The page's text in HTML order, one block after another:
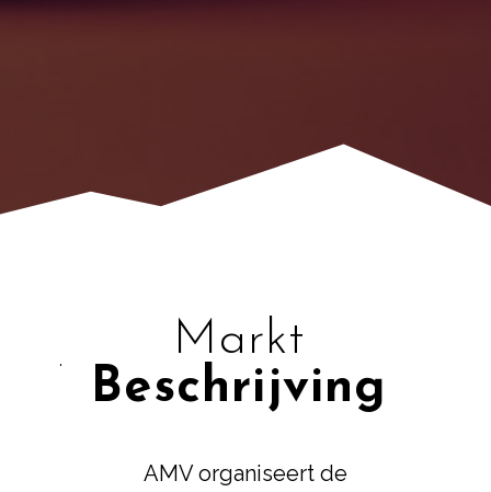
Markt
Beschrijving
AMV organiseert de